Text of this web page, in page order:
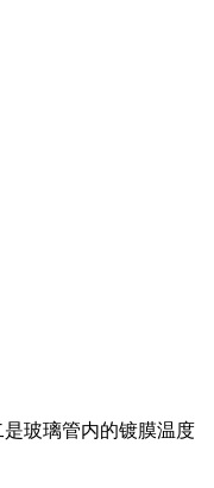
是玻璃管内的镀膜温度